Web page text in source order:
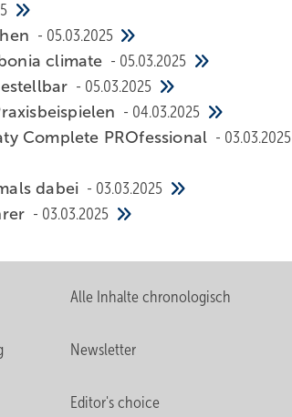
05.03.2025
climate
05.03.2025
05.03.2025
04.03.2025
Complete PROfessional
03.03.2025
dabei
03.03.2025
03.03.2025
Alle Inhalte chronologisch
Newsletter
Editor's choice